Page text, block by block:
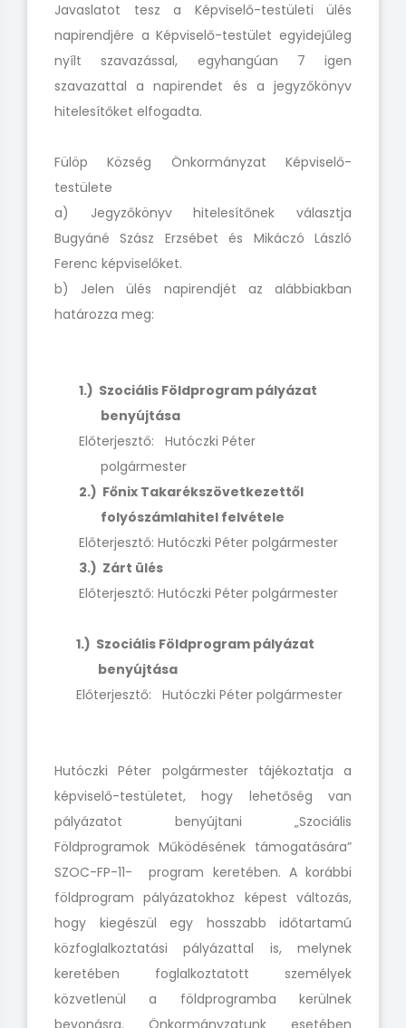
Javaslatot tesz a Képviselő-testületi ülés
napirendjére a Képviselő-testület egyidejűleg
nyílt szavazással, egyhangúan 7 igen
szavazattal a napirendet és a jegyzőkönyv
hitelesítőket elfogadta.
Fülöp Község Önkormányzat Képviselő-
testülete
a) Jegyzőkönyv hitelesítőnek választja
Bugyáné Szász Erzsébet és Mikáczó László
Ferenc képviselőket.
b) Jelen ülés napirendjét az alábbiakban
határozza meg:
1.) Szociális Földprogram pályázat
benyújtása
Előterjesztő: Hutóczki Péter
2.) Főnix Takarékszövetkezettől
folyószámlahitel felvétele
Előterjesztő: Hutóczki Péter polgármester
3.) Zárt ülés
Előterjesztő: Hutóczki Péter polgármester
1.) Szociális Földprogram pályázat
benyújtása
Előterjesztő: Hutóczki Péter polgármester
Hutóczki Péter polgármester tájékoztatja a
képviselő-testületet, hogy lehetőség van
pályázatot benyújtani „Szociális
Földprogramok Működésének támogatására”
SZOC-FP-11- program keretében. A korábbi
földprogram pályázatokhoz képest változás,
hogy kiegészül egy hosszabb időtartamú
közfoglalkoztatási pályázattal is, melynek
keretében foglalkoztatott személyek
közvetlenül a földprogramba kerülnek
bevonásra. Önkormányzatunk esetében